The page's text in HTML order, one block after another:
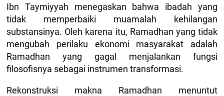
Ibn Taymiyyah menegaskan bahwa ibadah yang
tidak memperbaiki muamalah kehilangan
substansinya. Oleh karena itu, Ramadhan yang tidak
mengubah perilaku ekonomi masyarakat adalah
Ramadhan yang gagal menjalankan fungsi
filosofisnya sebagai instrumen transformasi.
Rekonstruksi makna Ramadhan menuntut